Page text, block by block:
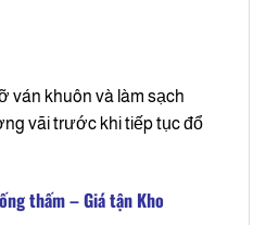
ván khuôn và làm sạch
vãi trước khi tiếp tục đổ
thấm – Giá tận Kho